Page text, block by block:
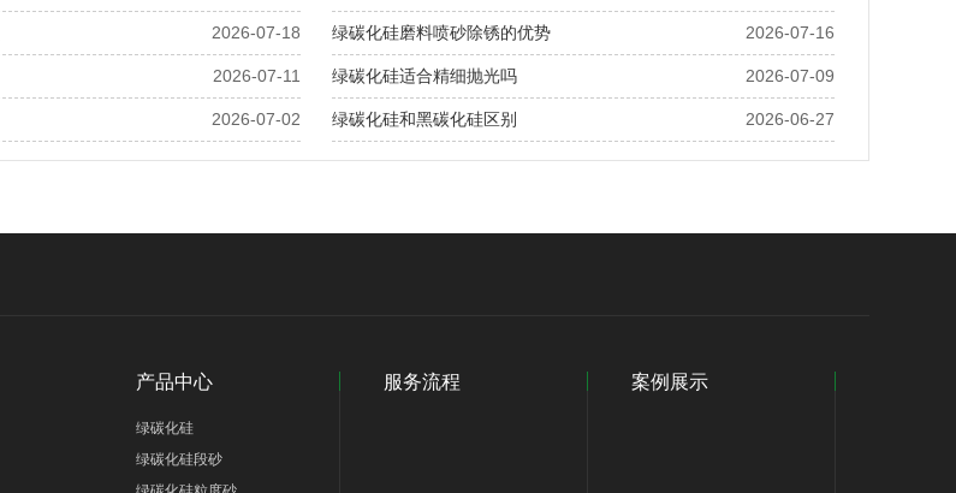
2026-07-18 2026-07-16
绿碳化硅磨料喷砂除锈的优势
2026-07-11 2026-07-09
绿碳化硅适合精细抛光吗
2026-07-02 2026-06-27
绿碳化硅和黑碳化硅区别
产品中心
绿碳化硅
绿碳化硅段砂
服务流程 案例展示